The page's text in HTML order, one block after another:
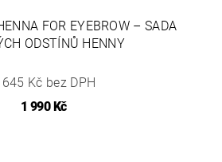
FOR EYEBROW – SADA
ODSTÍNŮ HENNY
Kč bez DPH
1 990 Kč